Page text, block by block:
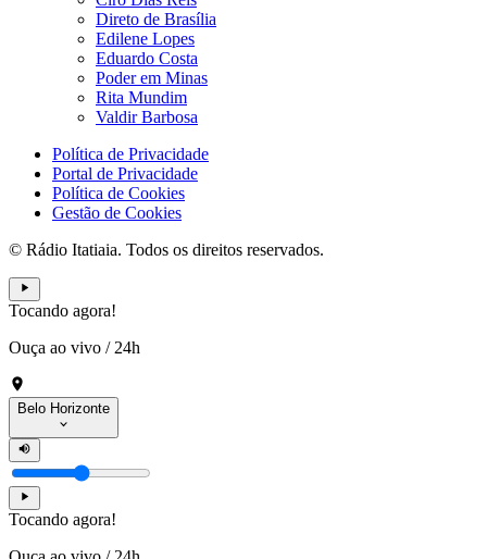
Direto de Brasília
Edilene Lopes
Eduardo Costa
Poder em Minas
Rita Mundim
Valdir Barbosa
Política de Privacidade
Portal de Privacidade
Política de Cookies
Gestão de Cookies
© Rádio Itatiaia. Todos os direitos reservados.
Tocando agora!
Ouça ao vivo / 24h
Belo Horizonte
Tocando agora!